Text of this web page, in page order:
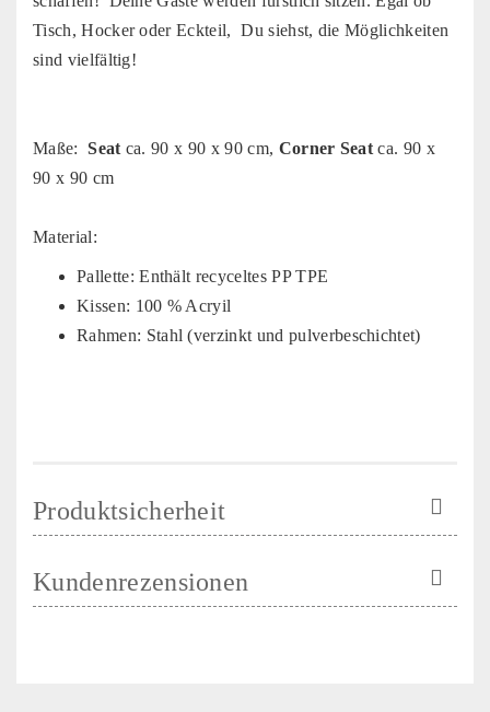
Tisch, Hocker oder Eckteil, Du siehst, die Möglichkeiten
sind vielfältig!
Maße:Seat ca. 90 x 90 x 90 cm, Corner Seatca. 90 x
90 x 90 cm
Material:
Pallette: Enthält recyceltes PP TPE
Kissen: 100 % Acryil
Rahmen: Stahl (verzinkt und pulverbeschichtet)
Produktsicherheit
Kundenrezensionen